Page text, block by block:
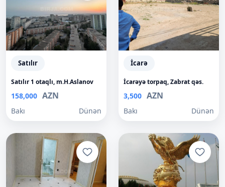
Satılır
Satılır 1 otaqlı, m.H.Aslanov
158,000 AZN
Bakı Dünən
İcarə
İcarəyə torpaq, Zabrat qəs.
3,500 AZN
Bakı Dünən